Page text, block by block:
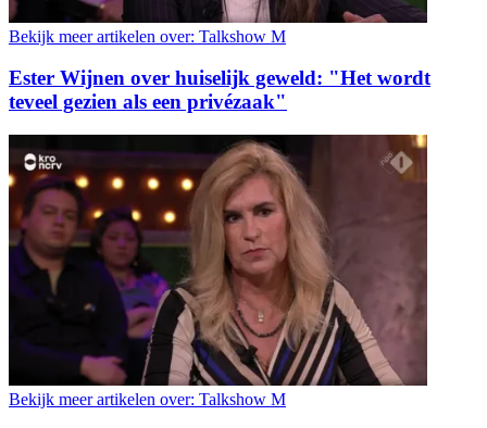
Bekijk meer artikelen over: Talkshow M
Ester Wijnen over huiselijk geweld: "Het wordt
teveel gezien als een privézaak"
Bekijk meer artikelen over: Talkshow M